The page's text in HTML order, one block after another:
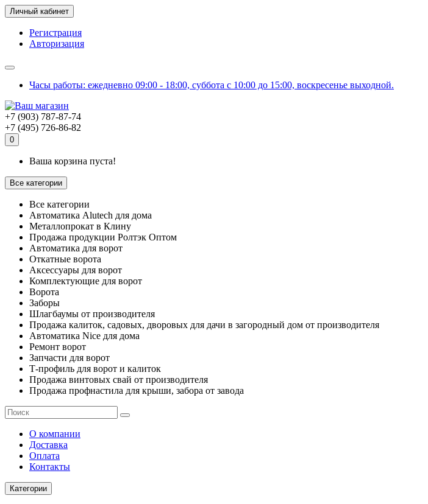
Личный кабинет
Регистрация
Авторизация
Часы работы: ежедневно 09:00 - 18:00, суббота с 10:00 до 15:00, воскресенье выходной.
+7 (903) 787-87-74
+7 (495) 726-86-82
0
Ваша корзина пуста!
Все категории
Все категории
Автоматика Alutech для дома
Металлопрокат в Клину
Продажа продукции Ролтэк Оптом
Автоматика для ворот
Откатные ворота
Аксессуары для ворот
Комплектующие для ворот
Ворота
Заборы
Шлагбаумы от производителя
Продажа калиток, садовых, дворовых для дачи в загородный дом от производителя
Автоматика Nice для дома
Ремонт ворот
Запчасти для ворот
Т-профиль для ворот и калиток
Продажа винтовых свай от производителя
Продажа профнастила для крыши, забора от завода
О компании
Доставка
Оплата
Контакты
Категории